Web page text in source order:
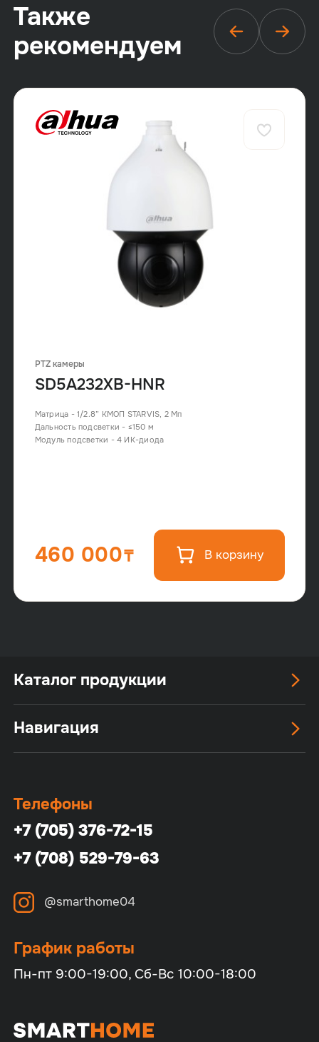
Также
рекомендуем
PTZ камеры
SD5A232XB-HNR
Матрица - 1/2.8” КМОП STARVIS, 2 Мп
Дальность подсветки - ≤150 м
Модуль подсветки - 4 ИК-диода
460 000 В корзину
Каталог продукции
Навигация
Телефоны
+7 (705) 376-72-15
+7 (708) 529-79-63
@smarthome04
График работы
Пн-пт 9:00-19:00, Сб-Вс 10:00-18:00